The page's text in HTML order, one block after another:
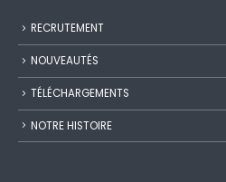
RECRUTEMENT
NOUVEAUTÉS
TÉLÉCHARGEMENTS
NOTRE HISTOIRE